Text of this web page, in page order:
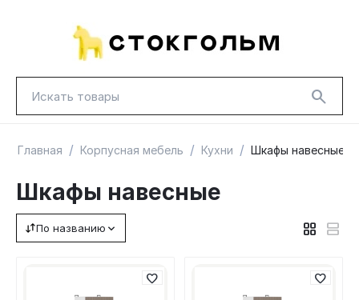
НОВИНКИ
Главная / Корпусная мебель / Кухни / Шкафы навесные
Шкафы навесные
По названию